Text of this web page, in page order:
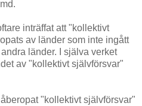
inträffat att "kollektivt
av länder som inte ingått
länder. I själva verket
av "kollektivt självförsvar"
"kollektivt självförsvar"